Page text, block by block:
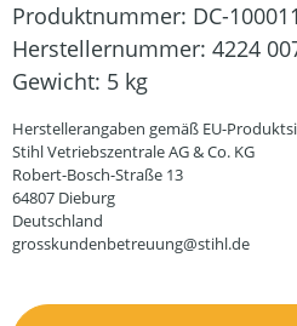
Produktnummer: DC-
Herstellernummer: 4224
Gewicht: 5 kg
Herstellerangaben gemäß EU-
Stihl Vetriebszentrale AG & Co. KG
Robert-Bosch-Straße 13
64807 Dieburg
Deutschland
grosskundenbetreuung@stihl.de